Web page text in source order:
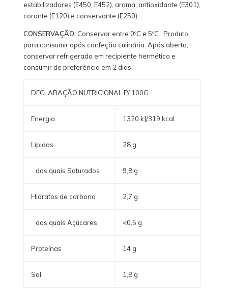
estabilizadores (E450, E452), aroma, antioxidante (E301),
corante (E120) e conservante (E250).
CONSERVAÇÃO: Conservar entre 0ºC e 5ºC. Produto
para consumir após confeção culinária. Após aberto,
conservar refrigerado em recipiente hermético e
consumir de preferência em 2 dias.
DECLARAÇÃO NUTRICIONAL P/ 100G
Energia 1320 kJ/319 kcal
Lípidos 28 g
dos quais Saturados 9,8 g
Hidratos de carbono 2,7 g
dos quais Açúcares <0,5 g
Proteínas 14 g
Sal 1,8 g